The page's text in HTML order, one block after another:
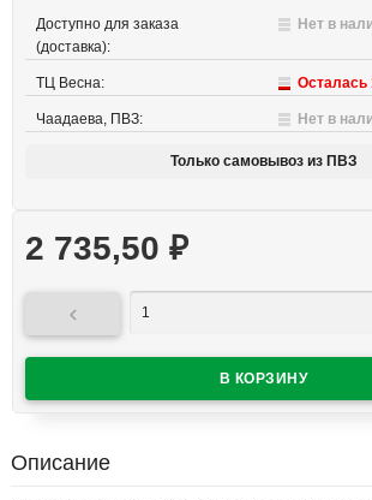
Доступно для заказа
(доставка):
Нет в
ТЦ Весна: Осталась
Чаадаева, ПВЗ: Нет в
Только самовывоз из ПВЗ
2 735,50 ₽

Описание